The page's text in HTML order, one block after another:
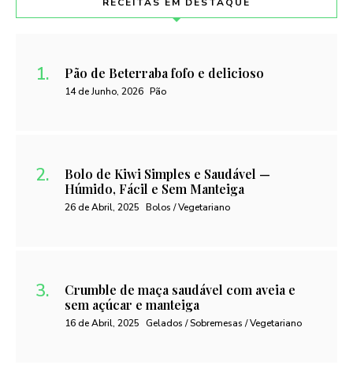
Pão de Beterraba fofo e delicioso
14 de Junho, 2026 Pão
Bolo de Kiwi Simples e Saudável —
Húmido, Fácil e Sem Manteiga
26 de Abril, 2025 Bolos / Vegetariano
Crumble de maça saudável com aveia e
sem açúcar e manteiga
16 de Abril, 2025 Gelados / Sobremesas / Vegetariano